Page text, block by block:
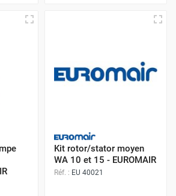
Kit rotor/stator moyen
WA 10 et 15 - EUROMAIR
Réf. : EU 40021